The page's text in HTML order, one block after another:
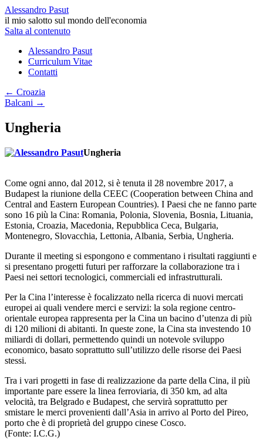
Alessandro Pasut
il mio salotto sul mondo dell'economia
Salta al contenuto
Alessandro Pasut
Curriculum Vitae
Contatti
← Croazia
Balcani →
Ungheria
Ungheria
Come ogni anno, dal 2012, si è tenuta il 28 novembre 2017, a
Budapest la riunione della CEEC (Cooperation between China and
Central and Eastern European Countries). I Paesi che ne fanno parte
sono 16 più la Cina: Romania, Polonia, Slovenia, Bosnia, Lituania,
Estonia, Croazia, Macedonia, Repubblica Ceca, Bulgaria,
Montenegro, Slovacchia, Lettonia, Albania, Serbia, Ungheria.
Durante il meeting si espongono e commentano i risultati raggiunti e
si presentano progetti futuri per rafforzare la collaborazione tra i
Paesi nei settori tecnologici, commerciali ed infrastrutturali.
Per la Cina l’interesse è focalizzato nella ricerca di nuovi mercati
europei ai quali vendere merci e servizi: la sola regione centro-
orientale europea rappresenta per la Cina un bacino d’utenza di più
di 120 milioni di abitanti. In queste zone, la Cina sta investendo 10
miliardi di dollari, permettendo quindi un notevole sviluppo
economico, basato soprattutto sull’utilizzo delle risorse dei Paesi
stessi.
Tra i vari progetti in fase di realizzazione da parte della Cina, il più
importante pare essere la linea ferroviaria, di 350 km, ad alta
velocità, tra Belgrado e Budapest, che servirà soprattutto per
smistare le merci provenienti dall’Asia in arrivo al Porto del Pireo,
porto che è di proprietà del gruppo cinese Cosco.
(Fonte: I.C.G.)